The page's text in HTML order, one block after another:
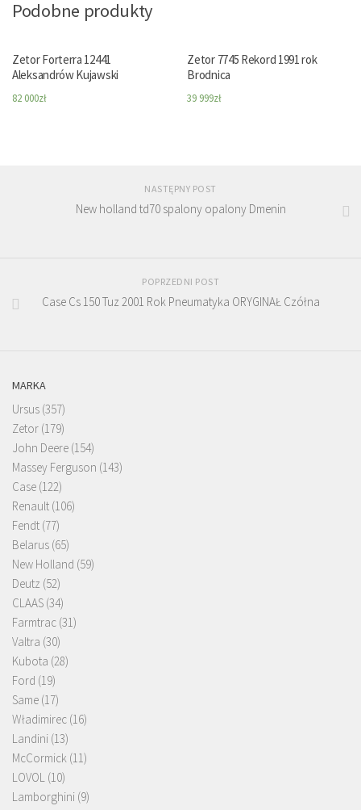
Podobne produkty
Zetor Forterra 12441
Aleksandrów Kujawski
82 000zł
Zetor 7745 Rekord 1991 rok
Brodnica
39 999zł
NASTĘPNY POST
New holland td70 spalony opalony Dmenin
POPRZEDNI POST
Case Cs 150 Tuz 2001 Rok Pneumatyka ORYGINAŁ Czółna
MARKA
Ursus (357)
Zetor (179)
John Deere (154)
Massey Ferguson (143)
Case (122)
Renault (106)
Fendt (77)
Belarus (65)
New Holland (59)
Deutz (52)
CLAAS (34)
Farmtrac (31)
Valtra (30)
Kubota (28)
Ford (19)
Same (17)
Władimirec (16)
Landini (13)
McCormick (11)
LOVOL (10)
Lamborghini (9)